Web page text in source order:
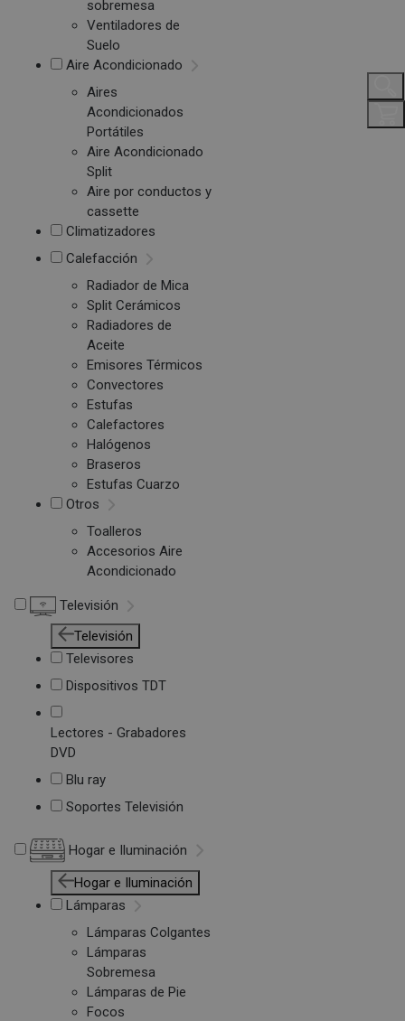
sobremesa
Ventiladores de
Suelo
Aire Acondicionado
Aires
Acondicionados
Portátiles
Aire Acondicionado
Split
Aire por conductos y
cassette
Climatizadores
Calefacción
Radiador de Mica
Split Cerámicos
Radiadores de
Aceite
Emisores Térmicos
Convectores
Estufas
Calefactores
Halógenos
Braseros
Estufas Cuarzo
Otros
Toalleros
Accesorios Aire
Acondicionado
Televisión
Televisión
Televisores
Dispositivos TDT
Lectores - Grabadores
DVD
Blu ray
Soportes Televisión
Hogar e Iluminación
Hogar e Iluminación
Lámparas
Lámparas Colgantes
Lámparas
Sobremesa
Lámparas de Pie
Focos